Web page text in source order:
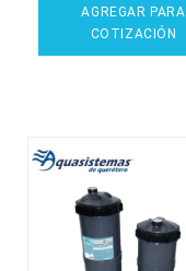
AGREGAR PARA
COTIZACIÓN